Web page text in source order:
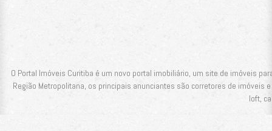
O Portal Imóveis Curitiba é um novo portal imobiliário, um site de imóveis
Região Metropolitana, os principais anunciantes são corretores de imóveis
loft,